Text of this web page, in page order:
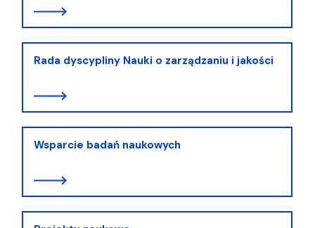
Rada dyscypliny Nauki o zarządzaniu i jakości
Wsparcie badań naukowych